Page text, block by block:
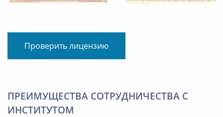
Проверить лицензию
ПРЕИМУЩЕСТВА СОТРУДНИЧЕСТВА С
ИНСТИТУТОМ